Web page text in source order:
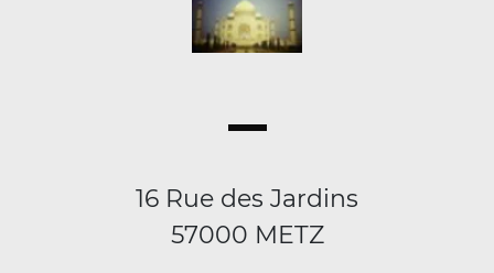
16 Rue des Jardins
57000 METZ